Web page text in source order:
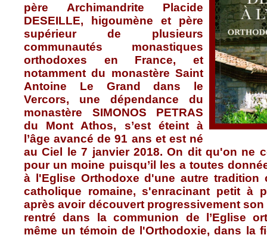
père Archimandrite Placide
DESEILLE, higoumène et père
supérieur de plusieurs
communautés monastiques
orthodoxes en France, et
notamment du monastère Saint
Antoine Le Grand dans le
Vercors, une dépendance du
monastère SIMONOS PETRAS
du Mont Athos, s’est éteint à
l’âge avancé de 91 ans et est né
au Ciel le 7 janvier 2018. On dit qu'on ne
pour un moine puisqu’il les a toutes
à l'Eglise Orthodoxe d'une autre tradition
catholique romaine, s'enracinant petit à
après avoir découvert progressivement
rentré dans la communion de l’Eglise
même un témoin de l'Orthodoxie, dans la